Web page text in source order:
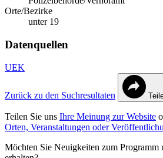
Orte/Bezirke
unter 19
Datenquellen
UEK
Zurück zu den Suchresultaten
Teilen Sie uns Ihre Meinung zur Website
Orten, Veranstaltungen oder
Möchten Sie Neuigkeiten zum Programm